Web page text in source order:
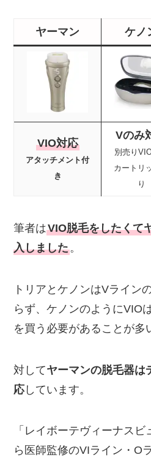
ヤーマン ケノ
VIO対応
アタッチメント付
き
Vのみ
別売り
カートリ
り
筆者はVIO脱毛をしたくて
入しました。
トリアとケノンはVライン
らず、ケノンのようにVIO
を買う必要があることが多
対してヤーマンの脱毛器は
応しています。
「レイボーテヴィーナス
ら医師監修のVIライン・O